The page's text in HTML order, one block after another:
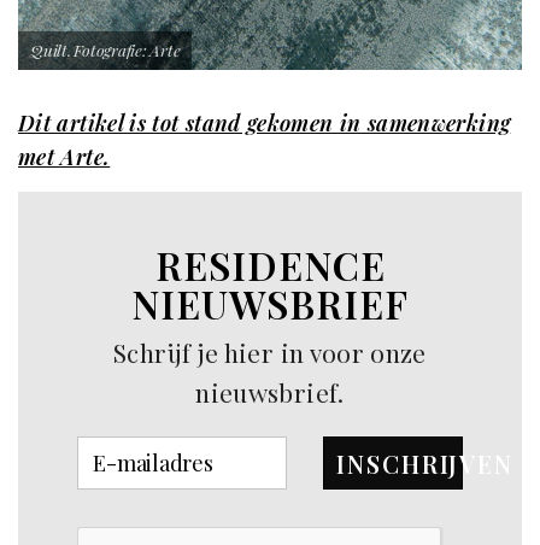
Quilt. Fotografie: Arte
Dit artikel is tot stand gekomen in samenwerking
met Arte.
RESIDENCE
NIEUWSBRIEF
Schrijf je hier in voor onze
nieuwsbrief.
INSCHRIJVEN